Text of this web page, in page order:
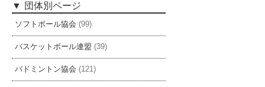
団体別ページ
ソフトボール協会 (99)
バスケットボール連盟 (39)
バドミントン協会 (121)